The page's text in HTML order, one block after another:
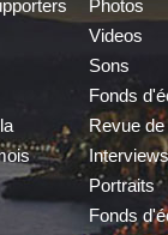
Photos
Videos
Sons
Fonds
Revue
Interviews
Portraits
Fonds